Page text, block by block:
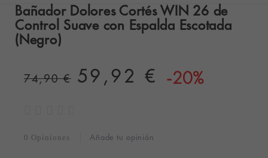
Bañador Dolores Cortés WIN 26 de
Control Suave con Espalda Escotada
(Negro)
74,90 € 59,92 € -20%
0 Opiniones Añade tu opinión